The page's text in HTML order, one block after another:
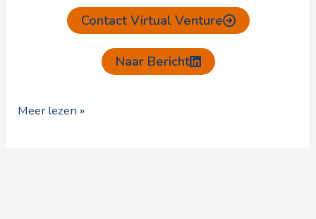
Contact Virtual Venture
Naar Bericht
Meer lezen »